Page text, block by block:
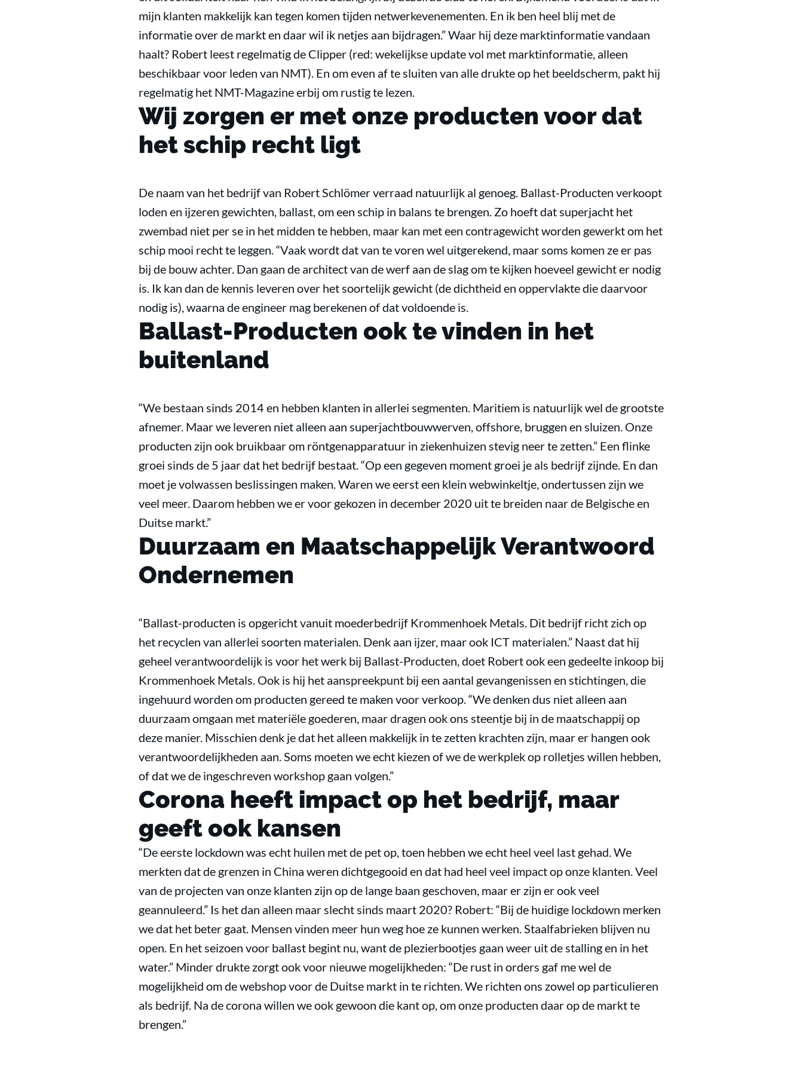
mijn klanten makkelijk kan tegen komen tijden netwerkevenementen. En ik ben heel blij met de
informatie over de markt en daar wil ik netjes aan bijdragen.” Waar hij deze marktinformatie vandaan
haalt? Robert leest regelmatig de Clipper (red: wekelijkse update vol met marktinformatie, alleen
beschikbaar voor leden van NMT). En om even af te sluiten van alle drukte op het beeldscherm, pakt hij
regelmatig het NMT-Magazine erbij om rustig te lezen.
Wij zorgen er met onze producten voor dat
het schip recht ligt
De naam van het bedrijf van Robert Schlömer verraad natuurlijk al genoeg. Ballast-Producten verkoopt
loden en ijzeren gewichten, ballast, om een schip in balans te brengen. Zo hoeft dat superjacht het
zwembad niet per se in het midden te hebben, maar kan met een contragewicht worden gewerkt om het
schip mooi recht te leggen. “Vaak wordt dat van te voren wel uitgerekend, maar soms komen ze er pas
bij de bouw achter. Dan gaan de architect van de werf aan de slag om te kijken hoeveel gewicht er nodig
is. Ik kan dan de kennis leveren over het soortelijk gewicht (de dichtheid en oppervlakte die daarvoor
nodig is), waarna de engineer mag berekenen of dat voldoende is.
Ballast-Producten ook te vinden in het
buitenland
“We bestaan sinds 2014 en hebben klanten in allerlei segmenten. Maritiem is natuurlijk wel de grootste
afnemer. Maar we leveren niet alleen aan superjachtbouwwerven, offshore, bruggen en sluizen. Onze
producten zijn ook bruikbaar om röntgenapparatuur in ziekenhuizen stevig neer te zetten.” Een flinke
groei sinds de 5 jaar dat het bedrijf bestaat. “Op een gegeven moment groei je als bedrijf zijnde. En dan
moet je volwassen beslissingen maken. Waren we eerst een klein webwinkeltje, ondertussen zijn we
veel meer. Daarom hebben we er voor gekozen in december 2020 uit te breiden naar de Belgische en
Duitse markt.”
Duurzaam en Maatschappelijk Verantwoord
Ondernemen
“Ballast-producten is opgericht vanuit moederbedrijf Krommenhoek Metals. Dit bedrijf richt zich op
het recyclen van allerlei soorten materialen. Denk aan ijzer, maar ook ICT materialen.” Naast dat hij
geheel verantwoordelijk is voor het werk bij Ballast-Producten, doet Robert ook een gedeelte inkoop bij
Krommenhoek Metals. Ook is hij het aanspreekpunt bij een aantal gevangenissen en stichtingen, die
ingehuurd worden om producten gereed te maken voor verkoop. “We denken dus niet alleen aan
duurzaam omgaan met materiële goederen, maar dragen ook ons steentje bij in de maatschappij op
deze manier. Misschien denk je dat het alleen makkelijk in te zetten krachten zijn, maar er hangen ook
verantwoordelijkheden aan. Soms moeten we echt kiezen of we de werkplek op rolletjes willen hebben,
of dat we de ingeschreven workshop gaan volgen.”
Corona heeft impact op het bedrijf, maar
geeft ook kansen
“De eerste lockdown was echt huilen met de pet op, toen hebben we echt heel veel last gehad. We
merkten dat de grenzen in China weren dichtgegooid en dat had heel veel impact op onze klanten. Veel
van de projecten van onze klanten zijn op de lange baan geschoven, maar er zijn er ook veel
geannuleerd.” Is het dan alleen maar slecht sinds maart 2020? Robert: “Bij de huidige lockdown merken
we dat het beter gaat. Mensen vinden meer hun weg hoe ze kunnen werken. Staalfabrieken blijven nu
open. En het seizoen voor ballast begint nu, want de plezierbootjes gaan weer uit de stalling en in het
water.” Minder drukte zorgt ook voor nieuwe mogelijkheden: “De rust in orders gaf me wel de
mogelijkheid om de webshop voor de Duitse markt in te richten. We richten ons zowel op particulieren
als bedrijf. Na de corona willen we ook gewoon die kant op, om onze producten daar op de markt te
brengen.”